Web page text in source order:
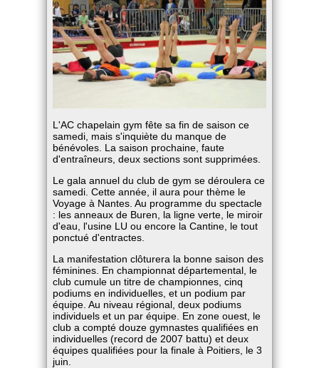
L'AC chapelain gym fête sa fin de saison ce
samedi, mais s'inquiète du manque de
bénévoles. La saison prochaine, faute
d'entraîneurs, deux sections sont supprimées.
Le gala annuel du club de gym se déroulera ce
samedi. Cette année, il aura pour thème le
Voyage à Nantes. Au programme du spectacle
: les anneaux de Buren, la ligne verte, le miroir
d'eau, l'usine LU ou encore la Cantine, le tout
ponctué d'entractes.
La manifestation clôturera la bonne saison des
féminines. En championnat départemental, le
club cumule un titre de championnes, cinq
podiums en individuelles, et un podium par
équipe. Au niveau régional, deux podiums
individuels et un par équipe. En zone ouest, le
club a compté douze gymnastes qualifiées en
individuelles (record de 2007 battu) et deux
équipes qualifiées pour la finale à Poitiers, le 3
juin.